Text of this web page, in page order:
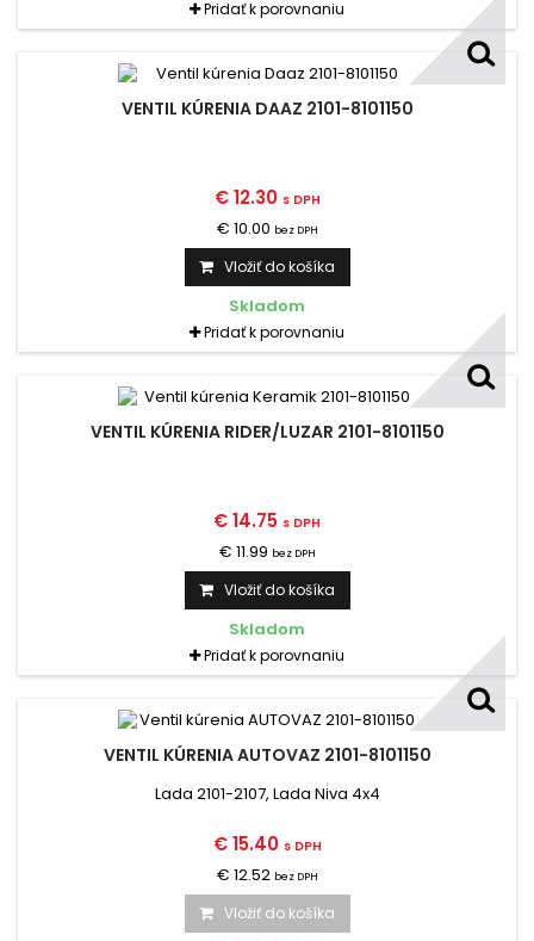
Pridať k porovnaniu
VENTIL KÚRENIA DAAZ 2101-8101150
€ 12.30 s DPH
€ 10.00 bez DPH
Vložiť do košíka
Skladom
Pridať k porovnaniu
VENTIL KÚRENIA RIDER/LUZAR 2101-8101150
€ 14.75 s DPH
€ 11.99 bez DPH
Vložiť do košíka
Skladom
Pridať k porovnaniu
VENTIL KÚRENIA AUTOVAZ 2101-8101150
Lada 2101-2107, Lada Niva 4x4
€ 15.40 s DPH
€ 12.52 bez DPH
Vložiť do košíka